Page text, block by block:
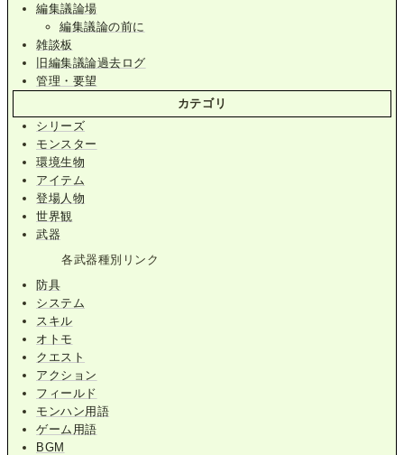
編集議論場
編集議論の前に
雑談板
旧編集議論過去ログ
管理・要望
カテゴリ
シリーズ
モンスター
環境生物
アイテム
登場人物
世界観
武器
各武器種別リンク
防具
システム
スキル
オトモ
クエスト
アクション
フィールド
モンハン用語
ゲーム用語
BGM